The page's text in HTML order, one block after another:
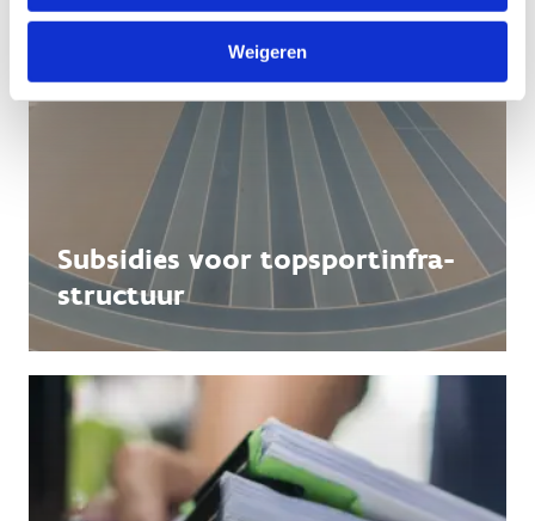
Weigeren
Subsidies voor topsportinfra­
structuur